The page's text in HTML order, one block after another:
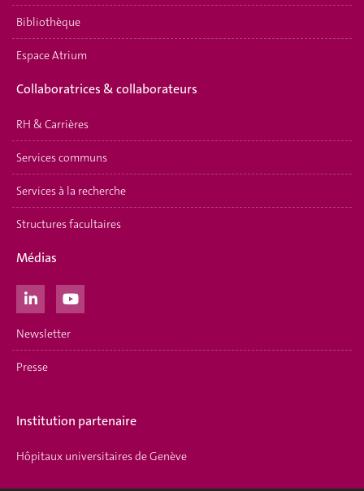
Bibliothèque
Espace Atrium
Collaboratrices & collaborateurs
RH & Carrières
Services communs
Services à la recherche
Structures facultaires
Médias
Newsletter
Presse
Institution partenaire
Hôpitaux universitaires de Genève